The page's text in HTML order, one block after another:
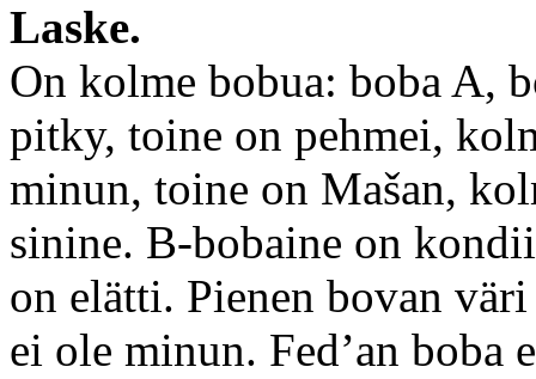
Laske.
On kolme bobua: boba A,
pitky, toine on pehmei,
minun, toine on Mašan,
sinine. B-bobaine on
on elätti. Pienen bovan
ei ole minun. Fed’an boba